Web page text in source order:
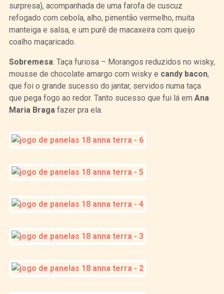
surpresa), acompanhada de uma farofa de cuscuz
refogado com cebola, alho, pimentão vermelho, muita
manteiga e salsa, e um purê de macaxeira com queijo
coalho maçaricado.
Sobremesa: Taça furiosa – Morangos reduzidos no wisky,
mousse de chocolate amargo com wisky e candy bacon,
que foi o grande sucesso do jantar, servidos numa taça
que pega fogo ao redor. Tanto sucesso que fui lá em Ana
Maria Braga fazer pra ela.